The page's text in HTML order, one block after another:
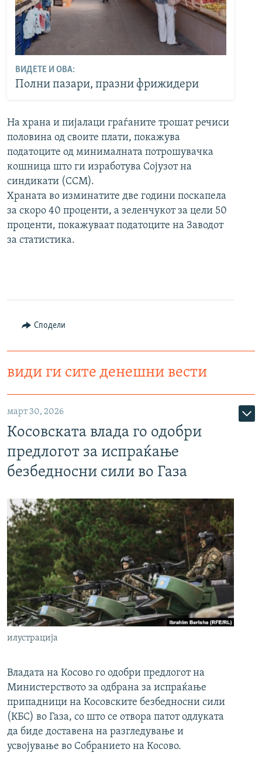
ВИДЕТЕ И ОВА:
Полни пазари, празни фрижидери
На храна и пијалаци граѓаните трошат речиси
половина од своите плати, покажува
податоците од минималната потрошувачка
кошница што ги изработува Сојузот на
синдикати (ССМ).
Храната во изминатите две години поскапела
за скоро 40 проценти, а зеленчукот за цели 50
проценти, покажуваат податоците на Заводот
за статистика.
Сподели
види ги сите денешни вести
март 30, 2026
Косовската влада го одобри
предлогот за испраќање
безбедносни сили во Газа
илустрација
Владата на Косово го одобри предлогот на
Министерството за одбрана за испраќање
припадници на Косовските безбедносни сили
(КБС) во Газа, со што се отвора патот одлуката
да биде доставена на разгледување и
усвојување во Собранието на Косово.